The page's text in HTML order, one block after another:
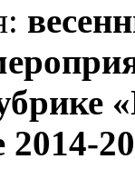
2014-